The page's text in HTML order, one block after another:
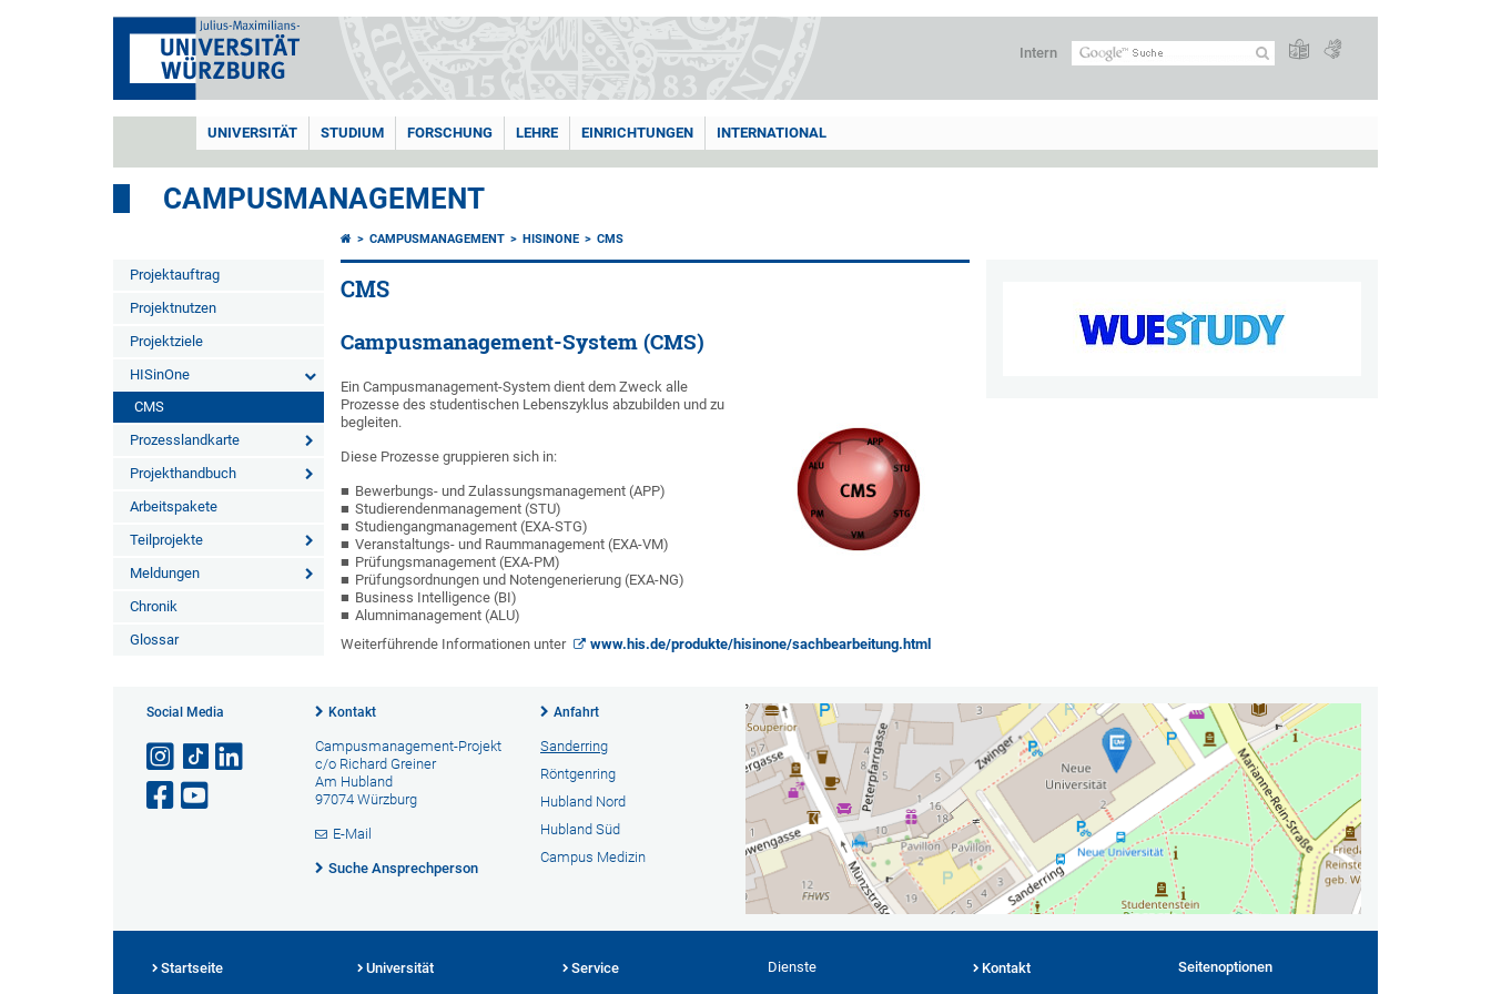
Intern
UNIVERSITÄT STUDIUM FORSCHUNG LEHRE EINRICHTUNGEN INTERNATIONAL
CAMPUSMANAGEMENT
Projektauftrag
Projektnutzen
Projektziele
HISinOne
CMS
Prozesslandkarte
Projekthandbuch
Arbeitspakete
Teilprojekte
Meldungen
Chronik
Glossar
CAMPUSMANAGEMENT HISINONE CMS
CMS
Campusmanagement-System (CMS)
Ein Campusmanagement-System dient dem Zweck alle
Prozesse des studentischen Lebenszyklus abzubilden und zu
begleiten.
Diese Prozesse gruppieren sich in:
Bewerbungs- und Zulassungsmanagement (APP)
Studierendenmanagement (STU)
Studiengangmanagement (EXA-STG)
Veranstaltungs- und Raummanagement (EXA-VM)
Prüfungsmanagement (EXA-PM)
Prüfungsordnungen und Notengenerierung (EXA-NG)
Business Intelligence (BI)
Alumnimanagement (ALU)
Weiterführende Informationen unter
www.his.de/produkte/hisinone/sachbearbeitung.html
Social Media Kontakt
Campusmanagement-Projekt
c/o Richard Greiner
Am Hubland
97074 Würzburg
E-Mail
Suche Ansprechperson
Anfahrt
Sanderring
Röntgenring
Hubland Nord
Hubland Süd
Campus Medizin
Startseite Universität Service Dienste Kontakt Seitenoptionen